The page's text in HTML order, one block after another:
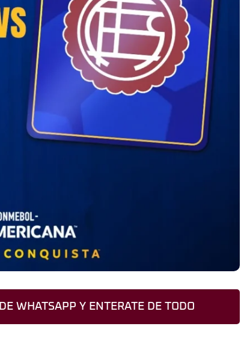
WHATSAPP Y ENTERATE DE TODO